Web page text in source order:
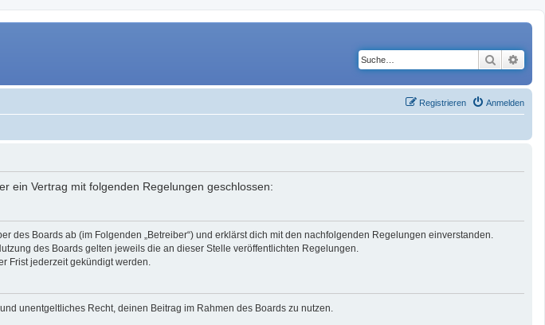
Suche
Anmelden
Registrieren
ein Vertrag mit folgenden Regelungen geschlossen:
des Boards ab (im Folgenden „Betreiber“) und erklärst dich mit den nachfolgenden Regelungen einverstanden.
des Boards gelten jeweils die an dieser Stelle veröffentlichten Regelungen.
Frist jederzeit gekündigt werden.
unentgeltliches Recht, deinen Beitrag im Rahmen des Boards zu nutzen.